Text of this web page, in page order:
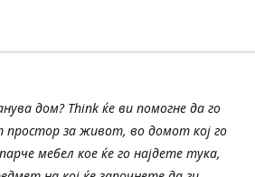
дом? Think ќе ви помогне да го
за живот, во домот кој го
мебел кое ќе го најдете тука,